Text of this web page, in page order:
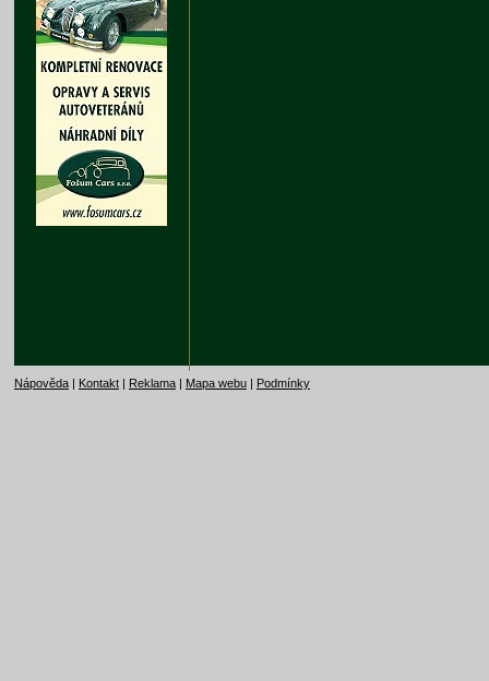
Nápověda | Kontakt | Reklama | Mapa webu | Podmínky